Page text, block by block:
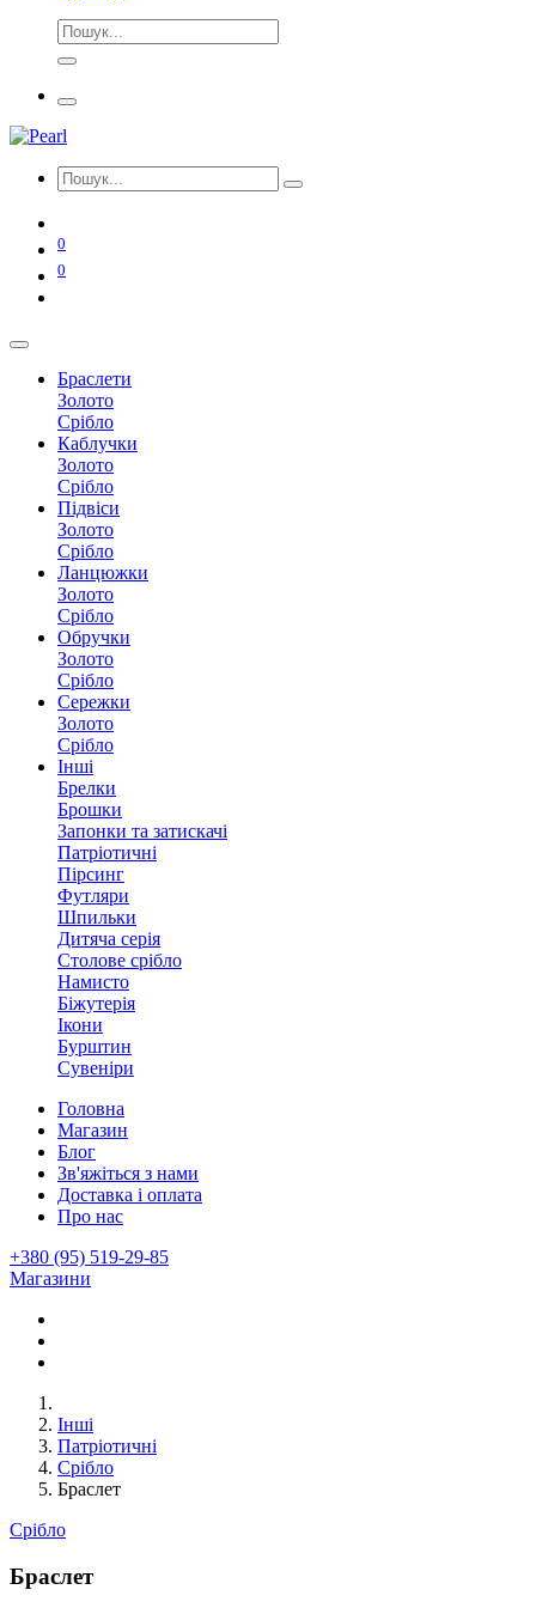
0
0
Браслети
Золото
Срібло
Каблучки
Золото
Срібло
Підвіси
Золото
Срібло
Ланцюжки
Золото
Срібло
Обручки
Золото
Срібло
Сережки
Золото
Срібло
Інші
Брелки
Брошки
Запонки та затискачі
Патріотичні
Пірсинг
Футляри
Шпильки
Дитяча серія
Столове срібло
Намисто
Біжутерія
Ікони
Бурштин
Сувеніри
Головна
Магазин
Блог
Зв'яжіться з нами
Доставка і оплата
Про нас
+380 (95) 519-29-85
Магазини
Інші
Патріотичні
Срібло
Браслет
Срібло
Браслет